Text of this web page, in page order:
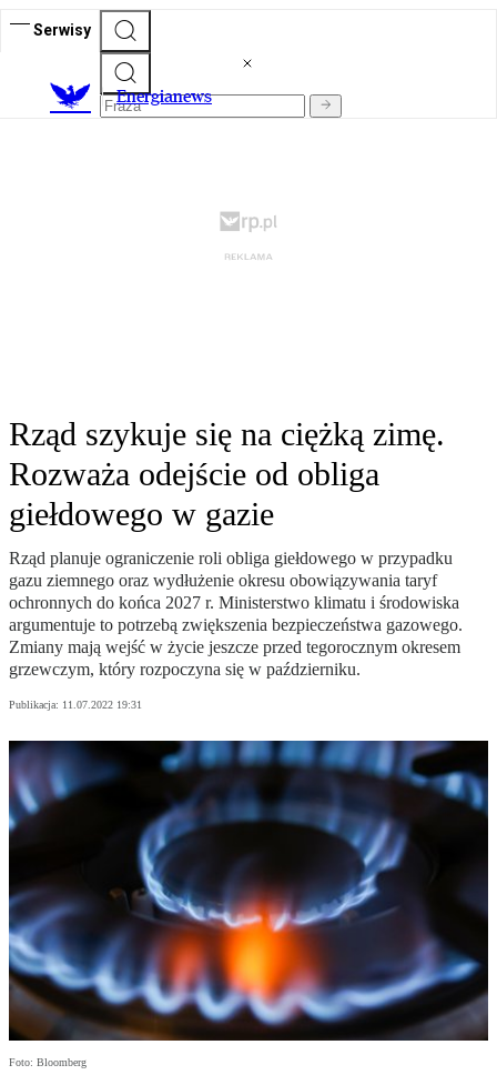
Serwisy
Energianews
Rząd szykuje się na ciężką zimę.
Rozważa odejście od obliga
giełdowego w gazie
Rząd planuje ograniczenie roli obliga giełdowego w przypadku
gazu ziemnego oraz wydłużenie okresu obowiązywania taryf
ochronnych do końca 2027 r. Ministerstwo klimatu i środowiska
argumentuje to potrzebą zwiększenia bezpieczeństwa gazowego.
Zmiany mają wejść w życie jeszcze przed tegorocznym okresem
grzewczym, który rozpoczyna się w październiku.
Publikacja: 11.07.2022 19:31
Foto: Bloomberg